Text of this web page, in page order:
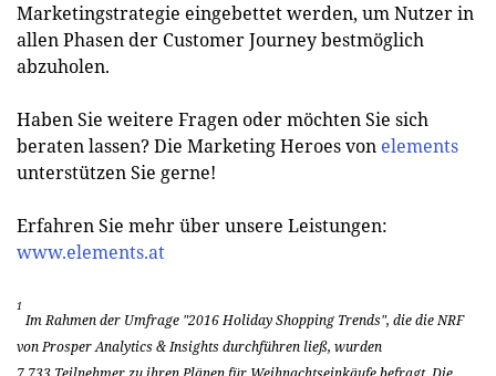
Marketingstrategie eingebettet werden, um Nutzer in
allen Phasen der Customer Journey bestmöglich
abzuholen.
Haben Sie weitere Fragen oder möchten Sie sich
beraten lassen? Die Marketing Heroes von elements
unterstützen Sie gerne!
Erfahren Sie mehr über unsere Leistungen:
www.elements.at
1
Im Rahmen der Umfrage "2016 Holiday Shopping Trends", die die NRF
von Prosper Analytics & Insights durchführen ließ, wurden